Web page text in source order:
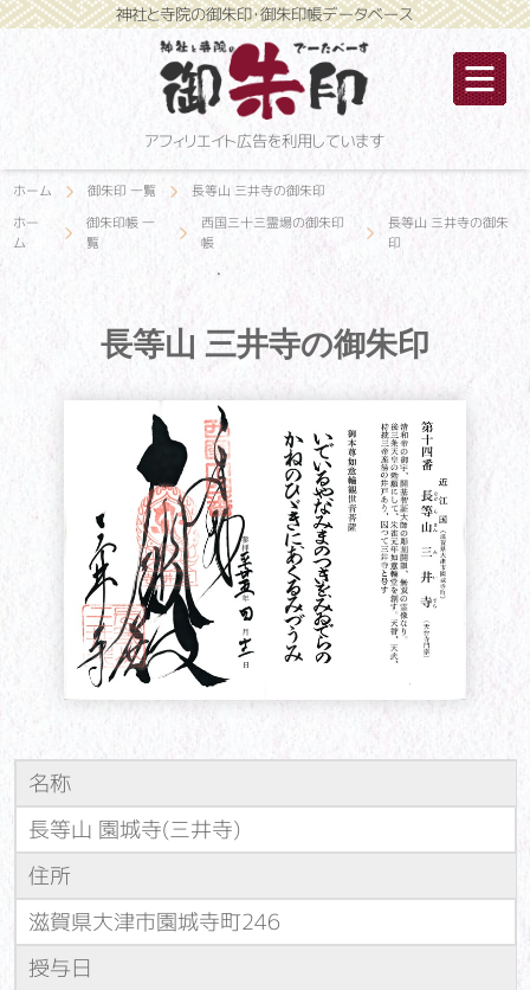
神社と寺院の御朱印・御朱印帳データベース
アフィリエイト広告を利用しています
ホーム 御朱印 一覧
長等山 三井寺の御朱印
ホー
ム
御朱印帳 一
覧
西国三十三霊場の御朱印
帳
長等山 三井寺の御朱
印
長等山 三井寺の御朱印
名称
長等山 園城寺(三井寺)
住所
滋賀県大津市園城寺町246
授与日